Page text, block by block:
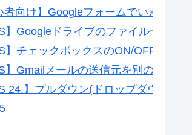
者向け】Googleフォームでいきなり
】Googleドライブのファイル一覧を
】チェックボックスのON/OFFで項
】Gmailメールの送信元を別のメア
24.】プルダウン(ドロップダウン)